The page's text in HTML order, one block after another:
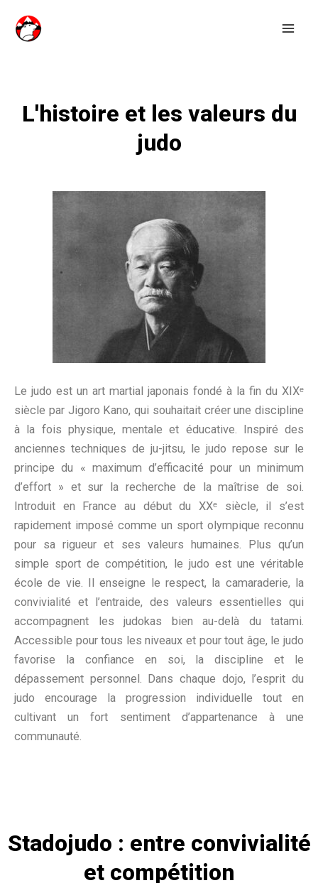
L'histoire et les valeurs du
judo
Le judo est un art martial japonais fondé à la fin du XIXᵉ
siècle par Jigoro Kano, qui souhaitait créer une discipline
à la fois physique, mentale et éducative. Inspiré des
anciennes techniques de ju-jitsu, le judo repose sur le
principe du « maximum d’efficacité pour un minimum
d’effort » et sur la recherche de la maîtrise de soi.
Introduit en France au début du XXᵉ siècle, il s’est
rapidement imposé comme un sport olympique reconnu
pour sa rigueur et ses valeurs humaines. Plus qu’un
simple sport de compétition, le judo est une véritable
école de vie. Il enseigne le respect, la camaraderie, la
convivialité et l’entraide, des valeurs essentielles qui
accompagnent les judokas bien au-delà du tatami.
Accessible pour tous les niveaux et pour tout âge, le judo
favorise la confiance en soi, la discipline et le
dépassement personnel. Dans chaque dojo, l’esprit du
judo encourage la progression individuelle tout en
cultivant un fort sentiment d’appartenance à une
communauté.
Stadojudo : entre convivialité
et compétition